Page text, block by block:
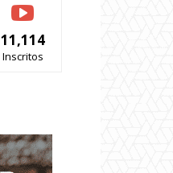
11,114
Inscritos